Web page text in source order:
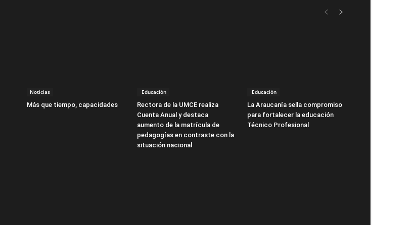
Noticias
Más que tiempo, capacidades
Educación
Rectora de la UMCE realiza
Cuenta Anual y destaca
aumento de la matrícula de
pedagogías en contraste con la
situación nacional
Educación
La Araucanía sella compromiso
para fortalecer la educación
Técnico Profesional